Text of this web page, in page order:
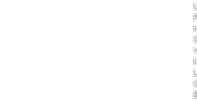
,